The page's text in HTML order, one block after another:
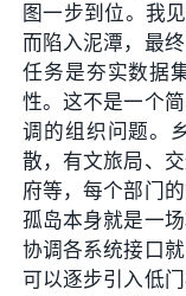
图一步到位。我
而陷入泥潭，最
任务是夯实数据
性。这不是一个
调的组织问题。
散，有文旅局、
府等，每个部门
孤岛本身就是一
协调各系统接口
可以逐步引入低